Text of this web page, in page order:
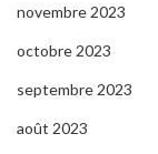
novembre 2023
octobre 2023
septembre 2023
août 2023